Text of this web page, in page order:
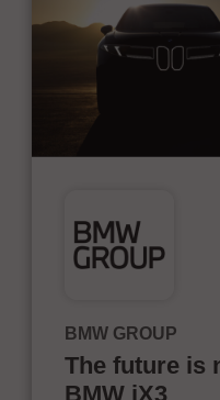
BMW GROUP
The future is
BMW iX3